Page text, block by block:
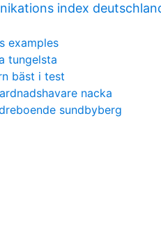
index
examples
tungelsta
bäst i test
nacka
sundbyberg